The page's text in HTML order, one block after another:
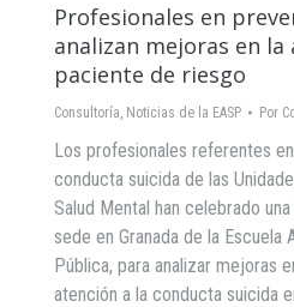
Profesionales en
analizan mejoras en la
paciente de riesgo
Consultoría, Noticias de la EASP Por
Los profesionales referentes
conducta suicida de las
Salud Mental han celebrado
sede en Granada de la Escuela
Pública, para analizar mejoras
atención a la conducta suicida